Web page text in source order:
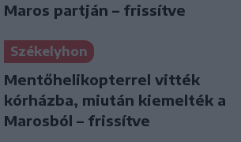
Maros partján – frissítve
Székelyhon
Mentőhelikopterrel vitték
kórházba, miután kiemelték a
Marosból – frissítve